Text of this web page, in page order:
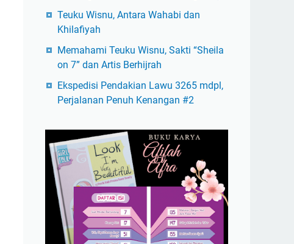
Teuku Wisnu, Antara Wahabi dan
Khilafiyah
Memahami Teuku Wisnu, Sakti “Sheila
on 7” dan Artis Berhijrah
Ekspedisi Pendakian Lawu 3265 mdpl,
Perjalanan Penuh Kenangan #2